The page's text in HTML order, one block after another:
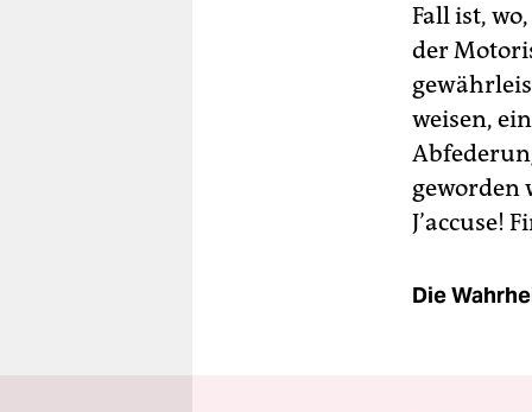
Fall ist,
der
weisen,
geworden
J’accuse!
Die